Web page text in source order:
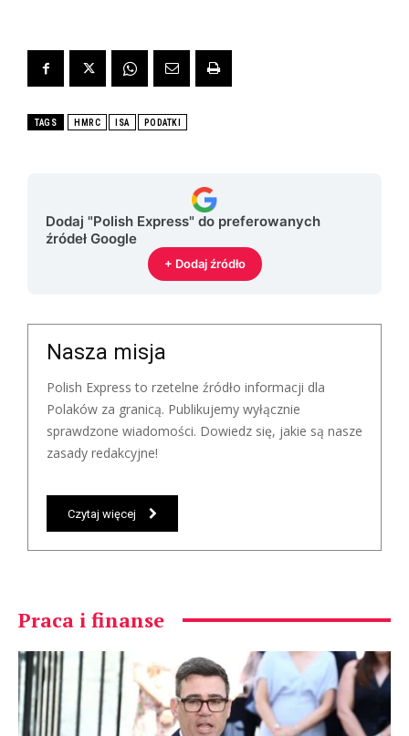
TAGS HMRC ISA PODATKI
Dodaj "Polish Express" do preferowanych
źródeł Google
+ Dodaj źródło
Nasza misja
Polish Express to rzetelne źródło informacji dla
Polaków za granicą. Publikujemy wyłącznie
sprawdzone wiadomości. Dowiedz się, jakie są nasze
zasady redakcyjne!
Czytaj więcej
Praca i finanse